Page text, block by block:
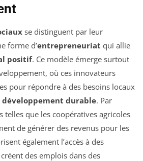
se distinguent par leur
forme d’entrepreneuriat qui allie
positif. Ce modèle émerge surtout
où ces innovateurs
pour répondre à des besoins locaux
développement durable. Par
telles que les coopératives agricoles
de générer des revenus pour les
également l’accès à des
des emplois dans des